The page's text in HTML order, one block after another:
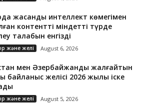
жасанды интеллект көмегімен
контентті міндетті түрде
талабын енгізді
және желі August 6, 2026
мен Әзербайжанды жалғайтын
байланыс желісі 2026 жылы іске
және желі August 5, 2026